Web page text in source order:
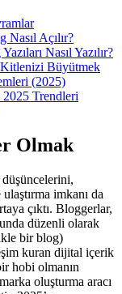
Açılır?
Nasıl Yazılır?
Büyütmek
(2025)
2025 Trendleri
Olmak
imkanı da
çıktı. Bloggerlar,
düzenli olarak
bir blog)
kuran dijital içerik
hobi olmanın
oluşturma aracı